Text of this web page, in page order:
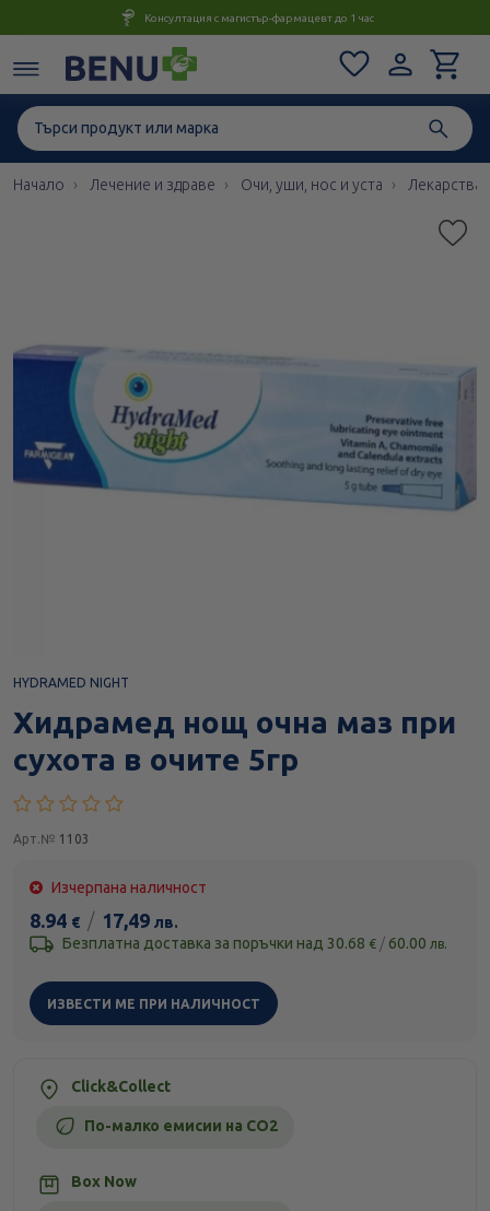
Консултация с магистър-фармацевт до 1 час
Начало Лечение и здраве Очи, уши, нос и уста Лекарства
HYDRAMED NIGHT
Хидрамед нощ очна маз при
сухота в очите 5гр
Арт.№ 1103
Изчерпана наличност
8.94 € / 17,49 лв.
Безплатна доставка за поръчки над 30.68 € / 60.00 лв.
ИЗВЕСТИ МЕ ПРИ НАЛИЧНОСТ
Click&Collect
По-малко емисии на CO2
Box Now